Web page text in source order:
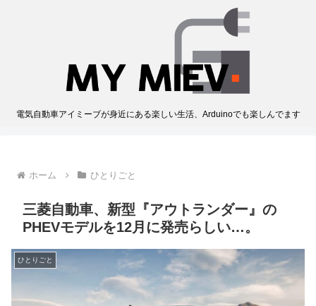
電気自動車アイミーブが身近にある楽しい生活、Arduinoでも楽しんでます
ホーム ひとりごと
三菱自動車、新型『アウトランダー』の
PHEVモデルを12月に発売らしい…。
ひとりごと